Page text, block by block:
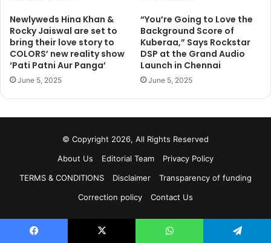
टिकट हंगामा पर 250, 100, 50 और 30 डॉलर में बुक किया जा सकता है. तो
अब देखना ये है कि कौन गलत साबित होता है बिग बॉस की फिक्सिंग या टिकट बेचने
वाले आयोजक.
Newlyweds Hina Khan &
Rocky Jaiswal are set to
bring their love story to
COLORS’ new reality show
‘Pati Patni Aur Panga’
June 5, 2025
“You’re Going to Love the
Background Score of
Kuberaa,” Says Rockstar
DSP at the Grand Audio
Launch in Chennai
June 5, 2025
© Copyright 2026, All Rights Reserved
About Us
Editorial Team
Privacy Policy
TERMS & CONDITIONS
Disclaimer
Transparency of funding
Correction policy
Contact Us